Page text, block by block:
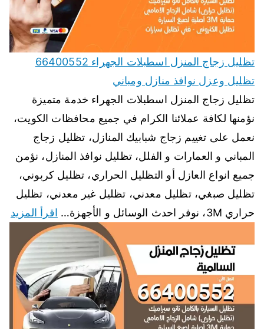
تظليل زجاج المنزل اسطبلات الجهراء 66400552
تظليل وعزل نوافذ منازل ومباني
تظليل زجاج المنزل اسطبلات الجهراء خدمة متميزة
نؤمنها لكافة عملائنا الكرام في جميع محافظات الكويت،
نعمل على تغييم زجاج شبابيك المنازل، تظليل زجاج
المباني و العمارات و الفلل، تظليل نوافذ المنازل، نؤمن
جميع انواع العازل أو التظليل الحراري، تظليل كربوني،
تظليل صبغي، تظليل معدني، تظليل غير معدني، تظليل
حراري 3M، نوفر احدث الوسائل و الأجهزة…
اقرأ المزيد